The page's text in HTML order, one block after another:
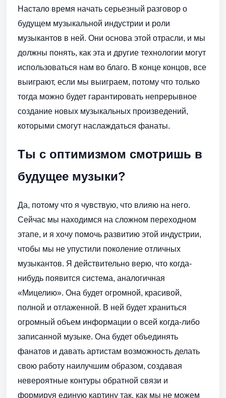
Настало время начать серьезный разговор о
будущем музыкальной индустрии и роли
музыкантов в ней. Они основа этой отрасли, и мы
должны понять, как эта и другие технологии могут
использоваться нам во благо. В конце концов, все
выиграют, если мы выиграем, потому что только
тогда можно будет гарантировать непрерывное
создание новых музыкальных произведений,
которыми смогут наслаждаться фанаты.
Ты с оптимизмом смотришь в
будущее музыки?
Да, потому что я чувствую, что влияю на него.
Сейчас мы находимся на сложном переходном
этапе, и я хочу помочь развитию этой индустрии,
чтобы мы не упустили поколение отличных
музыкантов. Я действительно верю, что когда-
нибудь появится система, аналогичная
«Мицелию». Она будет огромной, красивой,
полной и отлаженной. В ней будет храниться
огромный объем информации о всей когда-либо
записанной музыке. Она будет объединять
фанатов и давать артистам возможность делать
свою работу наилучшим образом, создавая
невероятные контуры обратной связи и
формируя единую картину так, как мы не можем